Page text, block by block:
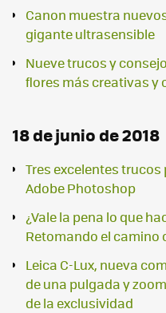
Canon muestra
gigante ultrasensible
Nueve trucos y
flores más creativas y
18 de junio de 2018
Tres excelentes
Adobe Photoshop
¿Vale la pena lo que
Retomando el camino
Leica C-Lux, nueva
de una pulgada y
de la exclusividad